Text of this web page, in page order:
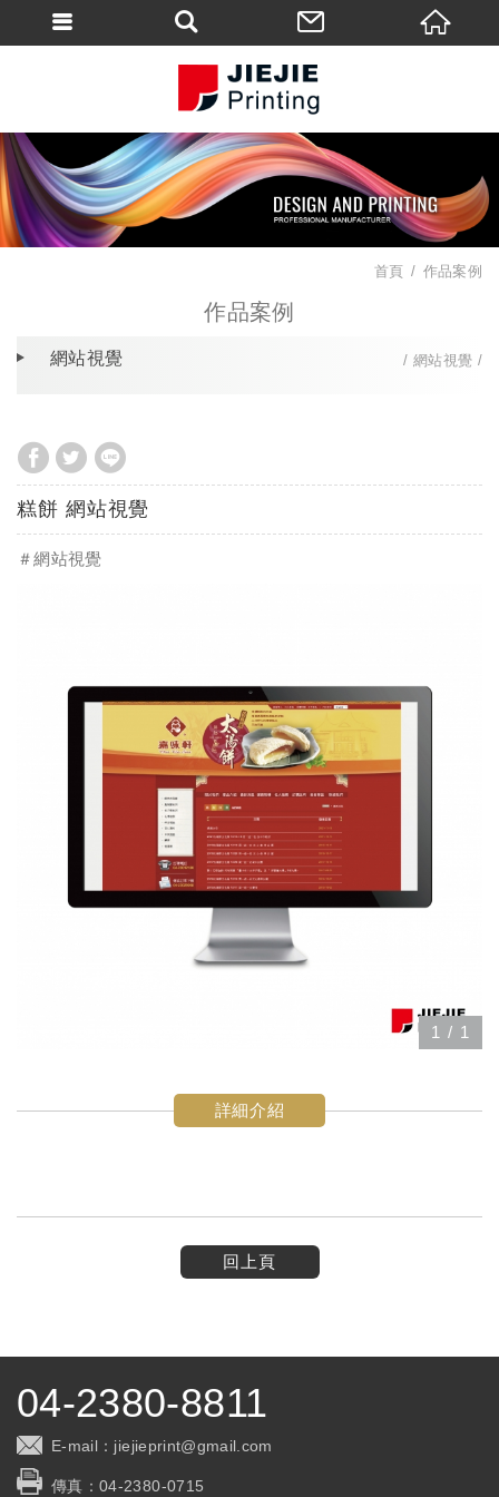
作品案例
首頁 作品案例
網站視覺 網站視覺
糕餅 網站視覺
＃網站視覺
1 / 1
詳細介紹
回上頁
04-2380-8811
E-mail： jiejieprint@gmail.com
傳真：04-2380-0715